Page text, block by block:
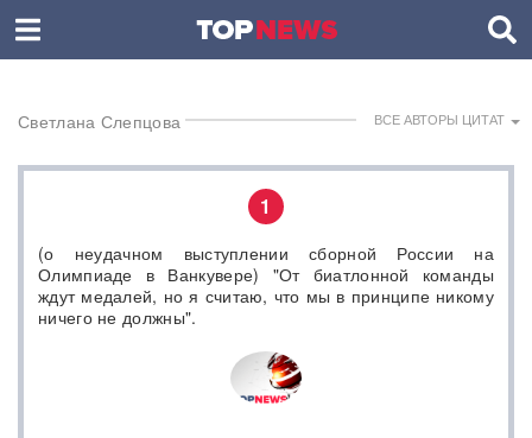
Светлана Слепцова ВСЕ АВТОРЫ ЦИТАТ
1
(о неудачном выступлении сборной России на
Олимпиаде в Ванкувере) "От биатлонной команды
ждут медалей, но я считаю, что мы в принципе никому
ничего не должны".